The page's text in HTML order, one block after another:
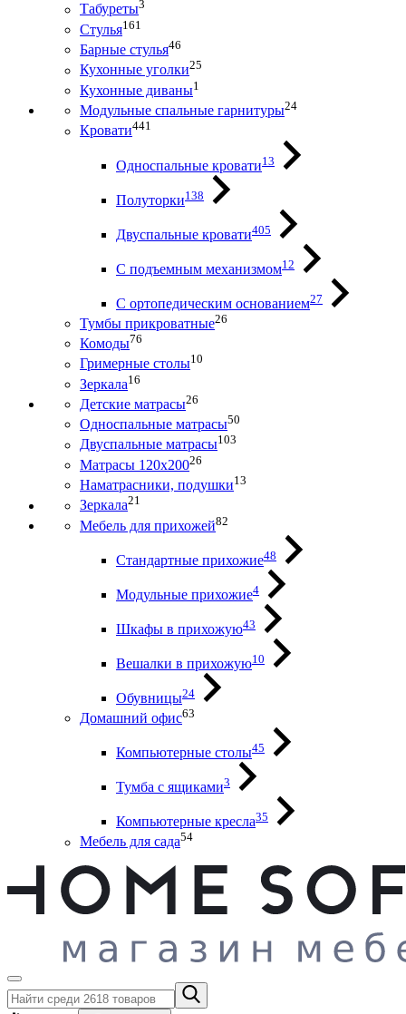
Табуреты3
Стулья161
Барные стулья46
Кухонные уголки25
Кухонные диваны1
Модульные спальные гарнитуры24
Кровати441
Односпальные кровати13
Полуторки138
Двуспальные кровати405
С подъемным механизмом12
С ортопедическим основанием27
Тумбы прикроватные26
Комоды76
Гримерные столы10
Зеркала16
Детские матрасы26
Односпальные матрасы50
Двуспальные матрасы103
Матрасы 120х20026
Наматрасники, подушки13
Зеркала21
Мебель для прихожей82
Стандартные прихожие48
Модульные прихожие4
Шкафы в прихожую43
Вешалки в прихожую10
Обувницы24
Домашний офис63
Компьютерные столы45
Тумба с ящиками3
Компьютерные кресла35
Мебель для сада54